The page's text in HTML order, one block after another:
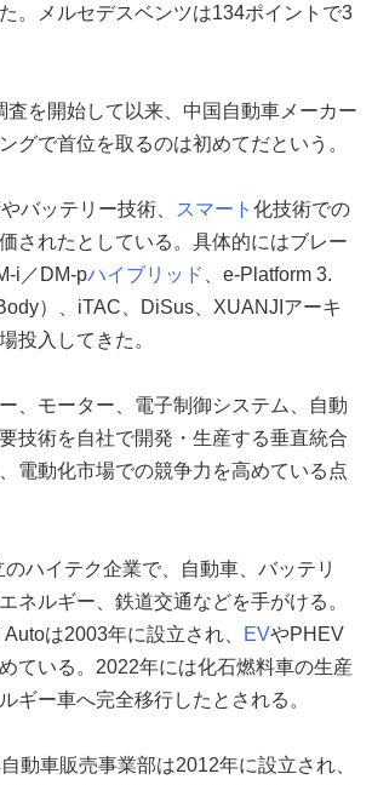
。メルセデスベンツは134ポイントで3
査を開始して以来、中国自動車メーカー
グで首位を取るのは初めてだという。
バッテリー技術、 スマート 化技術での
されたとしている。具体的にはブレー
i／DM-pハイブリッド
、e-Platform 3.
）、iTAC、DiSus、XUANJIアーキ
投入してきた。
、モーター、電子制御システム、自動
技術を自社で開発・生産する垂直統合
電動化市場での競争力を高めている点
ハイテク企業で、自動車、バッテリ
ネルギー、鉄道交通などを手がける。
は2003年に設立され、
EVやPHEV
ている。2022年には化石燃料車の生産
ギー車へ完全移行したとされる。
動車販売事業部は2012年に設立され、